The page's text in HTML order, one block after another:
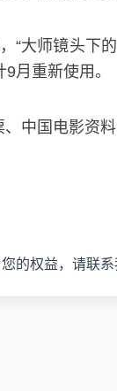
“大师镜头下
月重新使用。
中国电影资
的权益，请联系